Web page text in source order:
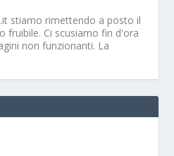
stiamo rimettendo a posto il
fruibile. Ci scusiamo fin d'ora
non funzionanti. La